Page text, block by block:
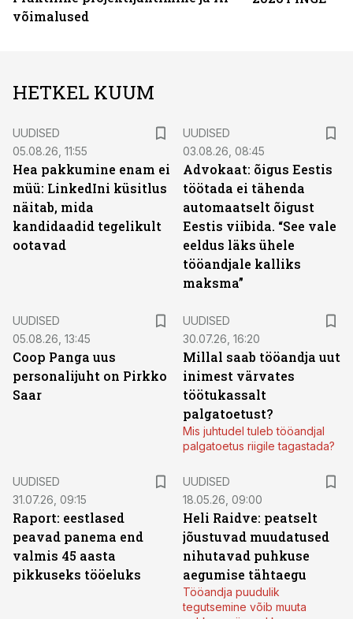
võimalused
HETKEL KUUM
UUDISED
05.08.26, 11:55
Hea pakkumine enam ei
müü: LinkedIni küsitlus
näitab, mida
kandidaadid tegelikult
ootavad
UUDISED
03.08.26, 08:45
Advokaat: õigus Eestis
töötada ei tähenda
automaatselt õigust
Eestis viibida. “See vale
eeldus läks ühele
tööandjale kalliks
maksma”
UUDISED
05.08.26, 13:45
Coop Panga uus
personalijuht on Pirkko
Saar
UUDISED
30.07.26, 16:20
Millal saab tööandja uut
inimest värvates
töötukassalt
palgatoetust?
Mis juhtudel tuleb tööandjal
palgatoetus riigile tagastada?
UUDISED
31.07.26, 09:15
Raport: eestlased
peavad panema end
valmis 45 aasta
pikkuseks tööeluks
UUDISED
18.05.26, 09:00
Heli Raidve: peatselt
jõustuvad muudatused
nihutavad puhkuse
aegumise tähtaegu
Tööandja puudulik
tegutsemine võib muuta